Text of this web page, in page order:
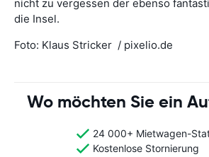
nicht zu vergessen der ebenso
die Insel.
Foto: Klaus Stricker / pixelio.de
Wo möchten Sie ein
24 000+ Mietwagen-
Kostenlose Stornierung